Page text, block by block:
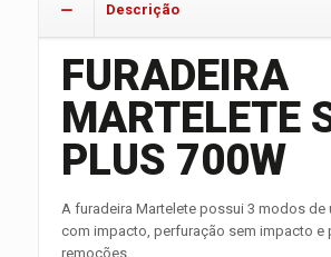
Descrição
FURADEIRA
MARTELETE
PLUS 700W
A furadeira Martelete possui 3 modos de
com impacto, perfuração sem impacto e
remoções.